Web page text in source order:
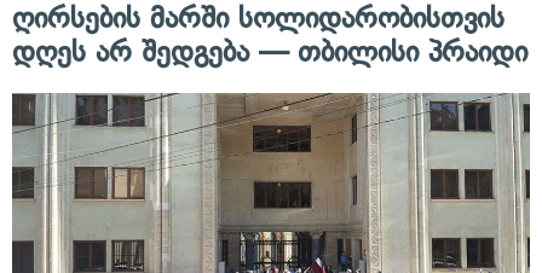
ღირსების მარში სოლიდარობისთვის
დღეს არ შედგება — თბილისი პრაიდი